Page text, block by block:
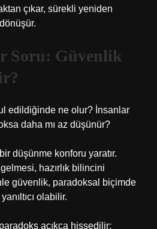
çıkar, sürekli yeniden
Soru: Güvenlik
edildiğinde ne olur? İnsanlar
daha mı az düşünür?
düşünme konforu yaratır.
hazırlık bilincini
güvenlik, paradoksal biçimde
olabilir.
açıkça hissedilir: